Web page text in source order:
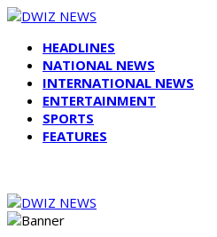
HEADLINES
NATIONAL NEWS
INTERNATIONAL NEWS
ENTERTAINMENT
SPORTS
FEATURES